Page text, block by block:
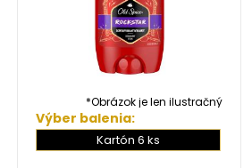
*Obrázok je len ilustračný
Výber balenia:
Kartón 6 ks